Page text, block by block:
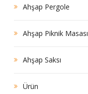
Ahşap Pergole
Ahşap Piknik Masası
Ahşap Saksı
Ürün